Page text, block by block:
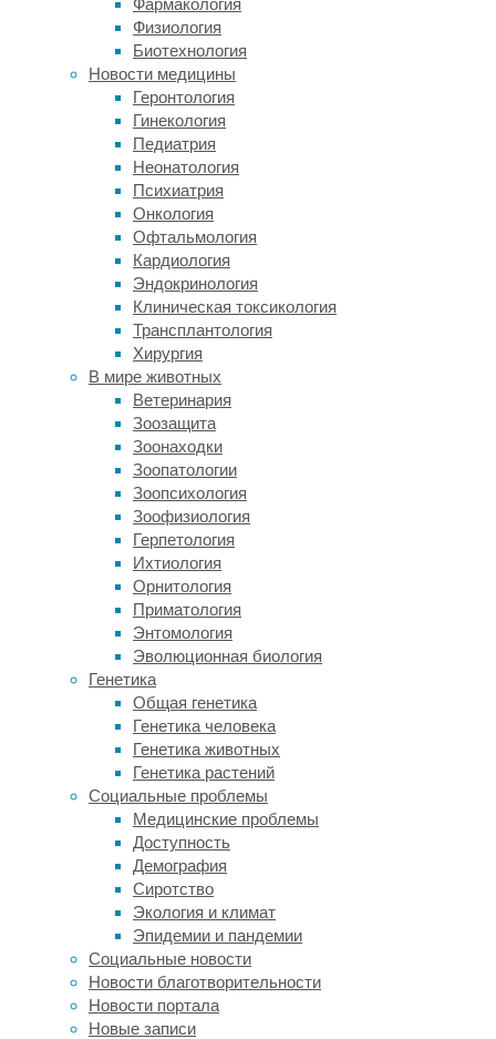
Фармакология
Физиология
Биотехнология
Новости медицины
Геронтология
Гинекология
Педиатрия
Неонатология
Психиатрия
Онкология
Офтальмология
Кардиология
Эндокринология
Клиническая токсикология
Трансплантология
Хирургия
В мире животных
Ветеринария
Зоозащита
Зоонаходки
Зоопатологии
Зоопсихология
Зоофизиология
Герпетология
Ихтиология
Орнитология
Приматология
Энтомология
Эволюционная биология
Генетика
Общая генетика
Генетика человека
Генетика животных
Генетика растений
Социальные проблемы
Медицинские проблемы
Доступность
Демография
Сиротство
Экология и климат
Эпидемии и пандемии
Социальные новости
Новости благотворительности
Новости портала
Новые записи
помощи
больным
диабетом.
Это
синтетический
аналог
человеческого
глюкагоноподобного
пептида
(ГПП-1)
—
гормона,
который
норме
вырабатывается
ответ
на
прием
пищи
регулирует
множество
процессов,
связанных
ее
перевариванием.
диабетиков
он
стимулирует
выработку
инсулина,
позволяя
удерживать
под
контролем
уровень
глюкозы
в
крови.